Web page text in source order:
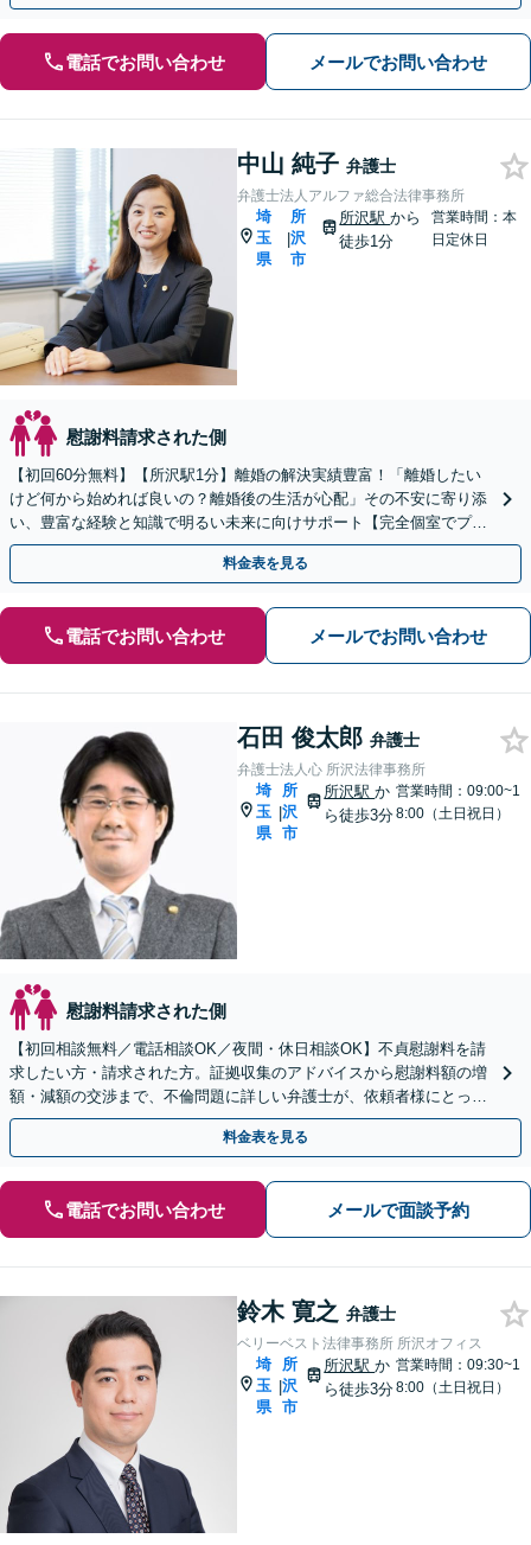
電話でお問い合わせ メールでお問い合わせ
中山 純子 弁護士
弁護士法人アルファ総合法律事務所
埼
玉
県
|
所
沢
市
所沢駅から
徒歩1分
営業時間：本
日定休日
慰謝料請求された側
【初回60分無料】【所沢駅1分】離婚の解決実績豊富！「離婚したい
けど何から始めれば良いの？離婚後の生活が心配」その不安に寄り添
い、豊富な経験と知識で明るい未来に向けサポート【完全個室でプラ
イバシー配慮】
料金表を見る
電話でお問い合わせ メールでお問い合わせ
石田 俊太郎 弁護士
弁護士法人心 所沢法律事務所
埼
玉
県
|
所
沢
市
所沢駅か
ら徒歩3分
営業時間：09:00~1
8:00（土日祝日）
慰謝料請求された側
【初回相談無料／電話相談OK／夜間・休日相談OK】不貞慰謝料を請
求したい方・請求された方。証拠収集のアドバイスから慰謝料額の増
額・減額の交渉まで、不倫問題に詳しい弁護士が、依頼者様にとって
最善の解決策をご提案いたします。
料金表を見る
電話でお問い合わせ メールで面談予約
鈴木 寛之 弁護士
ベリーベスト法律事務所 所沢オフィス
埼
玉
県
|
所
沢
市
所沢駅か
ら徒歩3分
営業時間：09:30~1
8:00（土日祝日）